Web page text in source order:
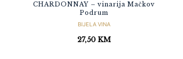
CHARDONNAY – vinarija Mačkov
Podrum
BIJELA VINA
27,50 KM